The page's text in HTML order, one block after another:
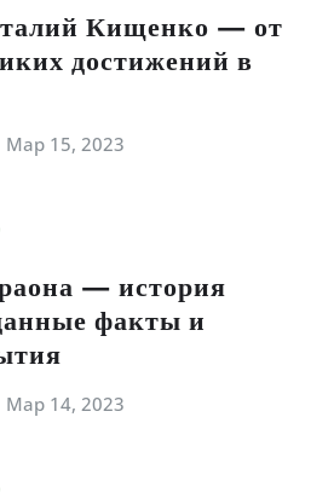
Кищенко — от
достижений в
Мар 15, 2023
— история
факты и
Мар 14, 2023